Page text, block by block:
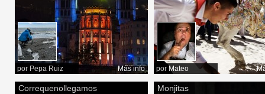
por Pepa Ruiz Más info por Mateo
Correquenollegamos Monjitas